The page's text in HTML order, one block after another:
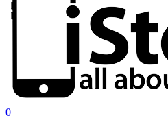
search
account
0